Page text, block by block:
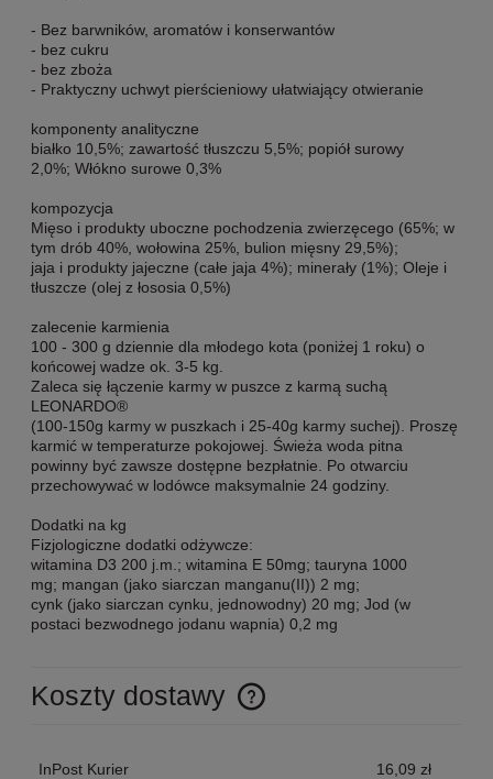
- Bez barwników, aromatów i konserwantów
- bez cukru
- bez zboża
- Praktyczny uchwyt pierścieniowy ułatwiający otwieranie
komponenty analityczne
białko 10,5%; zawartość tłuszczu 5,5%; popiół surowy
2,0%; Włókno surowe 0,3%
kompozycja
Mięso i produkty uboczne pochodzenia zwierzęcego (65%; w
tym drób 40%, wołowina 25%, bulion mięsny 29,5%);
jaja i produkty jajeczne (całe jaja 4%); minerały (1%); Oleje i
tłuszcze (olej z łososia 0,5%)
zalecenie karmienia
100 - 300 g dziennie dla młodego kota (poniżej 1 roku) o
końcowej wadze ok. 3-5 kg.
Zaleca się łączenie karmy w puszce z karmą suchą
LEONARDO®
(100-150g karmy w puszkach i 25-40g karmy suchej). Proszę
karmić w temperaturze pokojowej. Świeża woda pitna
powinny być zawsze dostępne bezpłatnie. Po otwarciu
przechowywać w lodówce maksymalnie 24 godziny.
Dodatki na kg
Fizjologiczne dodatki odżywcze:
witamina D3 200 j.m.; witamina E 50mg; tauryna 1000
mg; mangan (jako siarczan manganu(II)) 2 mg;
cynk (jako siarczan cynku, jednowodny) 20 mg; Jod (w
postaci bezwodnego jodanu wapnia) 0,2 mg
Koszty dostawy
Cena nie zawiera ewentualnych kosztów płatności
InPost Kurier 16,09 zł